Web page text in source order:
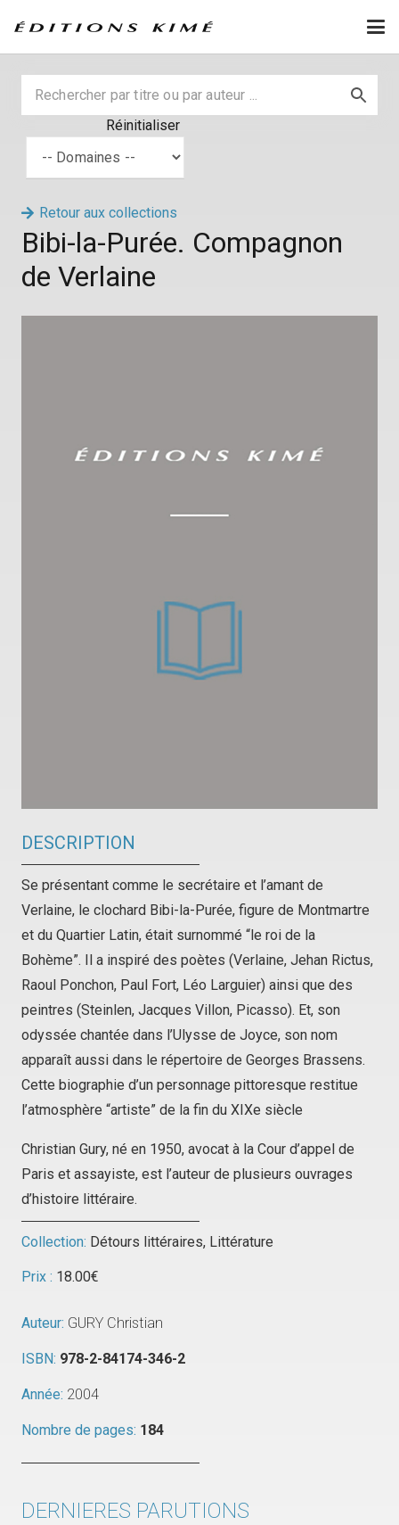
Réinitialiser
Retour aux collections
Bibi-la-Purée. Compagnon
de Verlaine
DESCRIPTION
Se présentant comme le secrétaire et l’amant de
Verlaine, le clochard Bibi-la-Purée, figure de Montmartre
et du Quartier Latin, était surnommé “le roi de la
Bohème”. Il a inspiré des poètes (Verlaine, Jehan Rictus,
Raoul Ponchon, Paul Fort, Léo Larguier) ainsi que des
peintres (Steinlen, Jacques Villon, Picasso). Et, son
odyssée chantée dans l’Ulysse de Joyce, son nom
apparaît aussi dans le répertoire de Georges Brassens.
Cette biographie d’un personnage pittoresque restitue
l’atmosphère “artiste” de la fin du XIXe siècle
Christian Gury, né en 1950, avocat à la Cour d’appel de
Paris et assayiste, est l’auteur de plusieurs ouvrages
d’histoire littéraire.
Collection: Détours littéraires, Littérature
Prix : 18.00€
Auteur: GURY Christian
ISBN: 978-2-84174-346-2
Année: 2004
Nombre de pages: 184
DERNIERES PARUTIONS